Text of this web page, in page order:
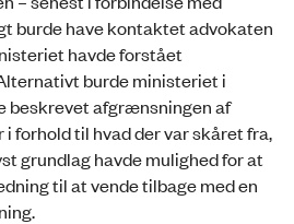
burde have kontaktet advokaten
havde forstået
burde ministeriet i
beskrevet afgrænsningen af
forhold til hvad der var skåret fra,
grundlag havde mulighed for at
til at vende tilbage med en